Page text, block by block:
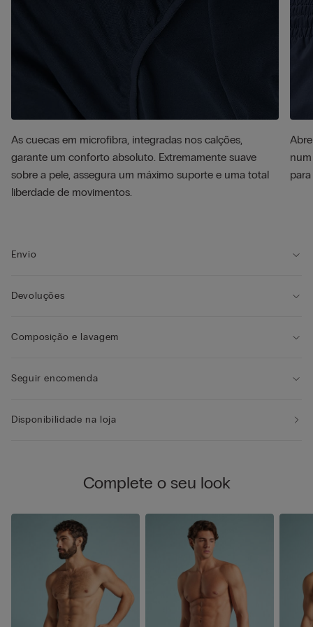
As cuecas em microfibra, integradas nos calções,
garante um conforto absoluto. Extremamente suave
sobre a pele, assegura um máximo suporte e uma total
liberdade de movimentos.
Envio
Devoluções
Composição e lavagem
Seguir encomenda
Disponibilidade na loja
Complete o seu look